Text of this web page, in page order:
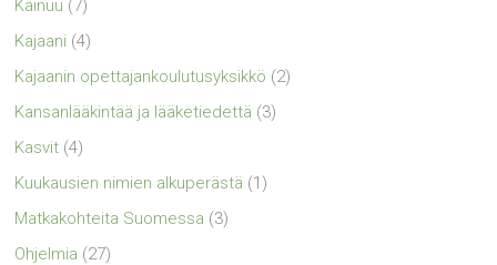
Kainuu (7)
Kajaani (4)
Kajaanin opettajankoulutusyksikkö (2)
Kansanlääkintää ja lääketiedettä (3)
Kasvit (4)
Kuukausien nimien alkuperästä (1)
Matkakohteita Suomessa (3)
Ohjelmia (27)